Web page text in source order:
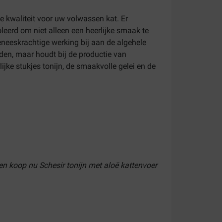
kwaliteit voor uw volwassen kat. Er
om niet alleen een heerlijke smaak te
werking bij aan de algehele
maar houdt bij de productie van
stukjes tonijn, de smaakvolle gelei en de
koop nu Schesir tonijn met aloë kattenvoer